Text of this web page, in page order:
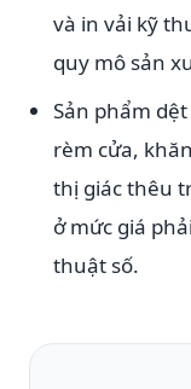
và in vải kỹ
quy mô sản
Sản phẩm
rèm cửa,
thị giác thêu
ở mức giá
thuật số.